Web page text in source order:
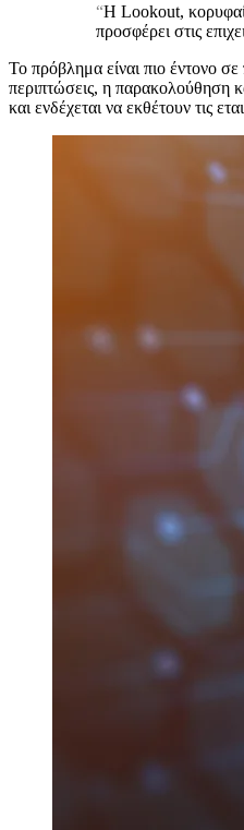
“Η Lookout,
προσφέρει στις
Το πρόβλημα είναι πιο έντονο
περιπτώσεις, η παρακολούθηση
και ενδέχεται να εκθέτουν τις